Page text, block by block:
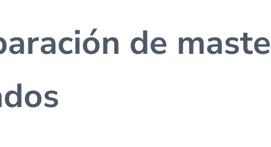
de